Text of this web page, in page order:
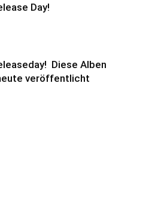
Day!
Diese Alben
veröffentlicht